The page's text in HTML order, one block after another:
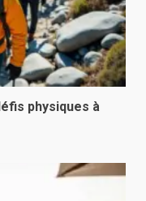
physiques à